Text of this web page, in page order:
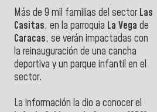
Más de 9 mil familias del sectorLas
Casitas, en la parroquia La Vega de
Caracas, se verán impactadas con
la reinauguración de una cancha
deportiva y un parque infantil en el
sector.
La información la dio a conocer el